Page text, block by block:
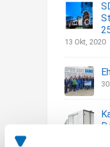
13 Okt, 2020